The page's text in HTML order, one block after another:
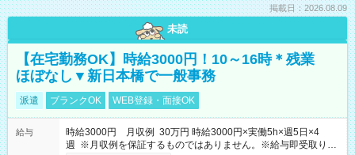
掲載日：2026.08.09
未読
【在宅勤務OK】時給3000円！10～16時＊残業
ほぼなし▼新日本橋で一般事務
派遣 ブランクOK WEB登録・面接OK
給与
時給3000円 月収例 30万円 時給3000円×実働5h×週5日×4
週 ※月収例を保証するものではありません。※給与即受取りサ